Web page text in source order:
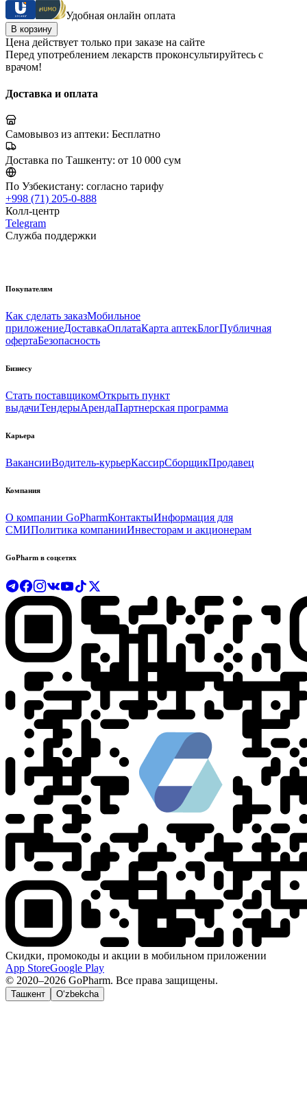
Удобная онлайн оплата
В корзину
Цена действует только при заказе на сайте
Перед употреблением лекарств проконсультируйтесь с
врачом!
Доставка и оплата
Самовывоз из аптеки: Бесплатно
Доставка по Ташкенту: от 10 000 сум
По Узбекистану: согласно тарифу
+998 (71) 205-0-888
Колл-центр
Telegram
Служба поддержки
Покупателям
Как сделать заказМобильное
приложениеДоставкаОплатаКарта аптекБлогПубличная
офертаБезопасность
Бизнесу
Стать поставщикомОткрыть пункт
выдачиТендерыАрендаПартнерская программа
Карьера
ВакансииВодитель-курьерКассирСборщикПродавец
Компания
О компании GoPharmКонтактыИнформация для
СМИПолитика компанииИнвесторам и акционерам
GoPharm в соцсетях
Скидки, промокоды и акции в мобильном приложении
App StoreGoogle Play
© 2020–2026 GoPharm. Все права защищены.
Ташкент O‘zbekcha